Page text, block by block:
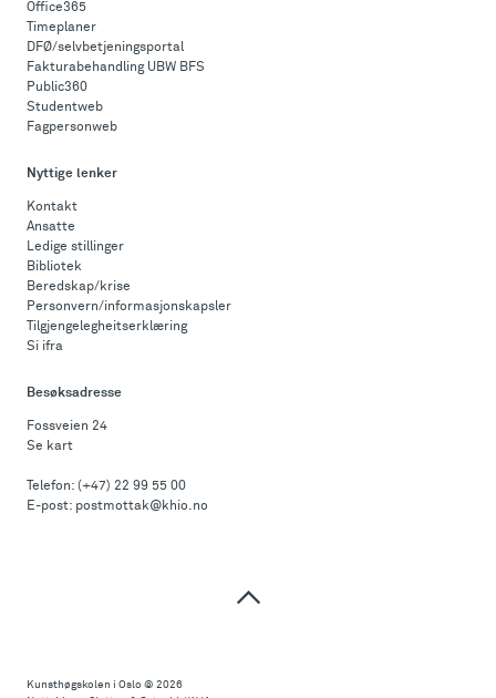
Office365
Timeplaner
DFØ/selvbetjeningsportal
Fakturabehandling UBW BFS
Public360
Studentweb
Fagpersonweb
Nyttige lenker
Kontakt
Ansatte
Ledige stillinger
Bibliotek
Beredskap/krise
Personvern/informasjonskapsler
Tilgjengelegheitserklæring
Si ifra
Besøksadresse
Fossveien 24
Se kart
Telefon: (+47) 22 99 55 00
E-post: postmottak@khio.no
Kunsthøgskolen i Oslo © 2026